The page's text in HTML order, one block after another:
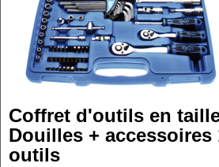
Coffret d'outils en taille
Douilles + accessoires
outils